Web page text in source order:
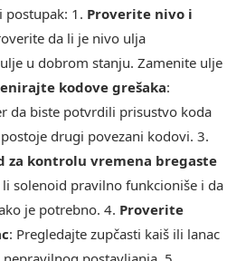
postupak: 1. Proverite nivo i
da li je nivo ulja
u dobrom stanju. Zamenite ulje
kodove grešaka:
da biste potvrdili prisustvo koda
drugi povezani kodovi. 3.
za kontrolu vremena bregaste
li solenoid pravilno funkcioniše i da
je potrebno. 4. Proverite
: Pregledajte zupčasti kaiš ili lanac